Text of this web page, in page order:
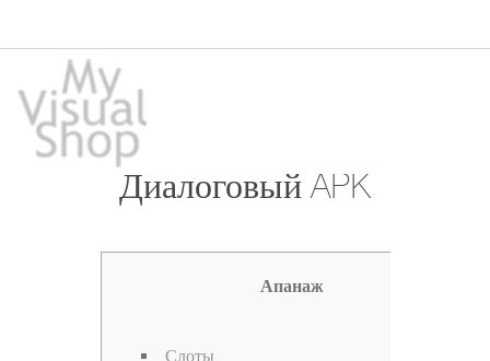
Диалоговый APK
Апанаж
Слоты